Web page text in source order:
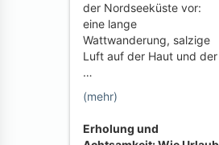
der Nordseeküste vor:
eine lange
Wattwanderung, salzige
Luft auf der Haut und der
…
(mehr)
Erholung und